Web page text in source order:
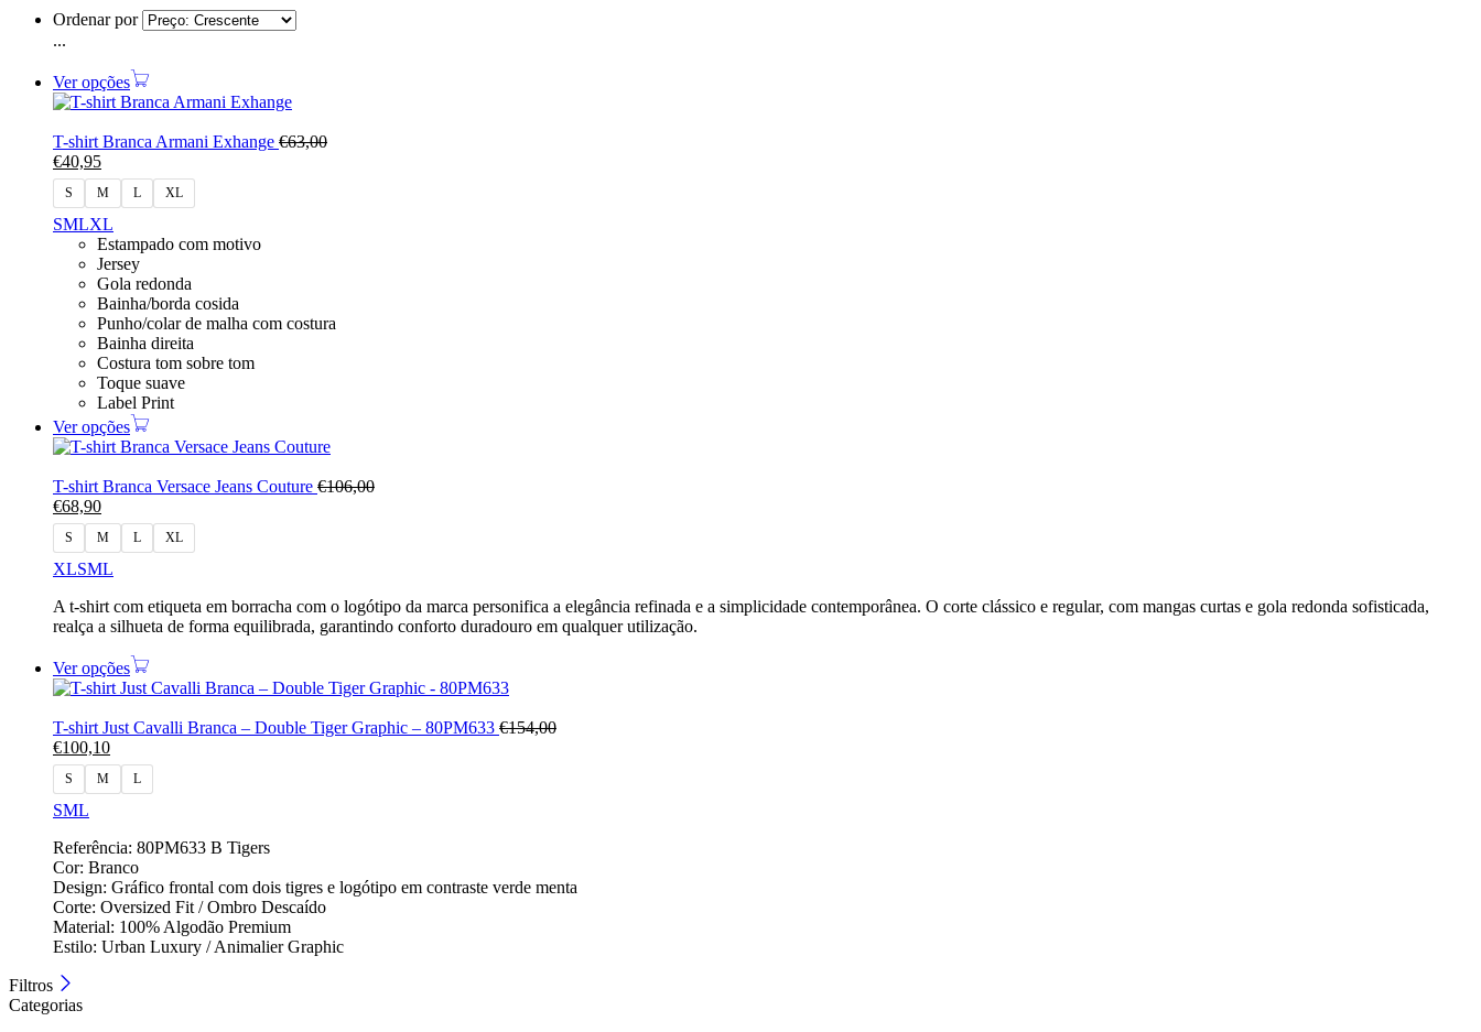
Ordenar por
...
Ver opções
T-shirt Branca Armani Exhange €63,00
€40,95
S M L XL
SMLXL
Estampado com motivo
Jersey
Gola redonda
Bainha/borda cosida
Punho/colar de malha com costura
Bainha direita
Costura tom sobre tom
Toque suave
Label Print
Ver opções
T-shirt Branca Versace Jeans Couture €106,00
€68,90
S M L XL
XLSML
A t-shirt com etiqueta em borracha com o logótipo da marca personifica a elegância refinada e a simplicidade contemporânea. O corte clássico e regular, com mangas curtas e gola redonda sofisticada,
realça a silhueta de forma equilibrada, garantindo conforto duradouro em qualquer utilização.
Ver opções
T-shirt Just Cavalli Branca – Double Tiger Graphic – 80PM633 €154,00
€100,10
S M L
SML
Referência: 80PM633 B Tigers
Cor: Branco
Design: Gráfico frontal com dois tigres e logótipo em contraste verde menta
Corte: Oversized Fit / Ombro Descaído
Material: 100% Algodão Premium
Estilo: Urban Luxury / Animalier Graphic
Filtros
Categorias